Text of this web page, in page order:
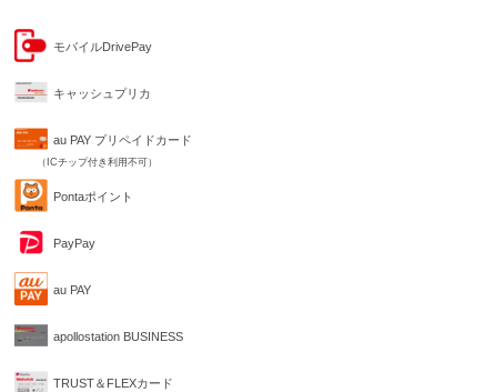
モバイルDrivePay
キャッシュプリカ
au PAY プリペイドカード
（ICチップ付き利用不可）
Pontaポイント
PayPay
au PAY
apollostation BUSINESS
TRUST＆FLEXカード